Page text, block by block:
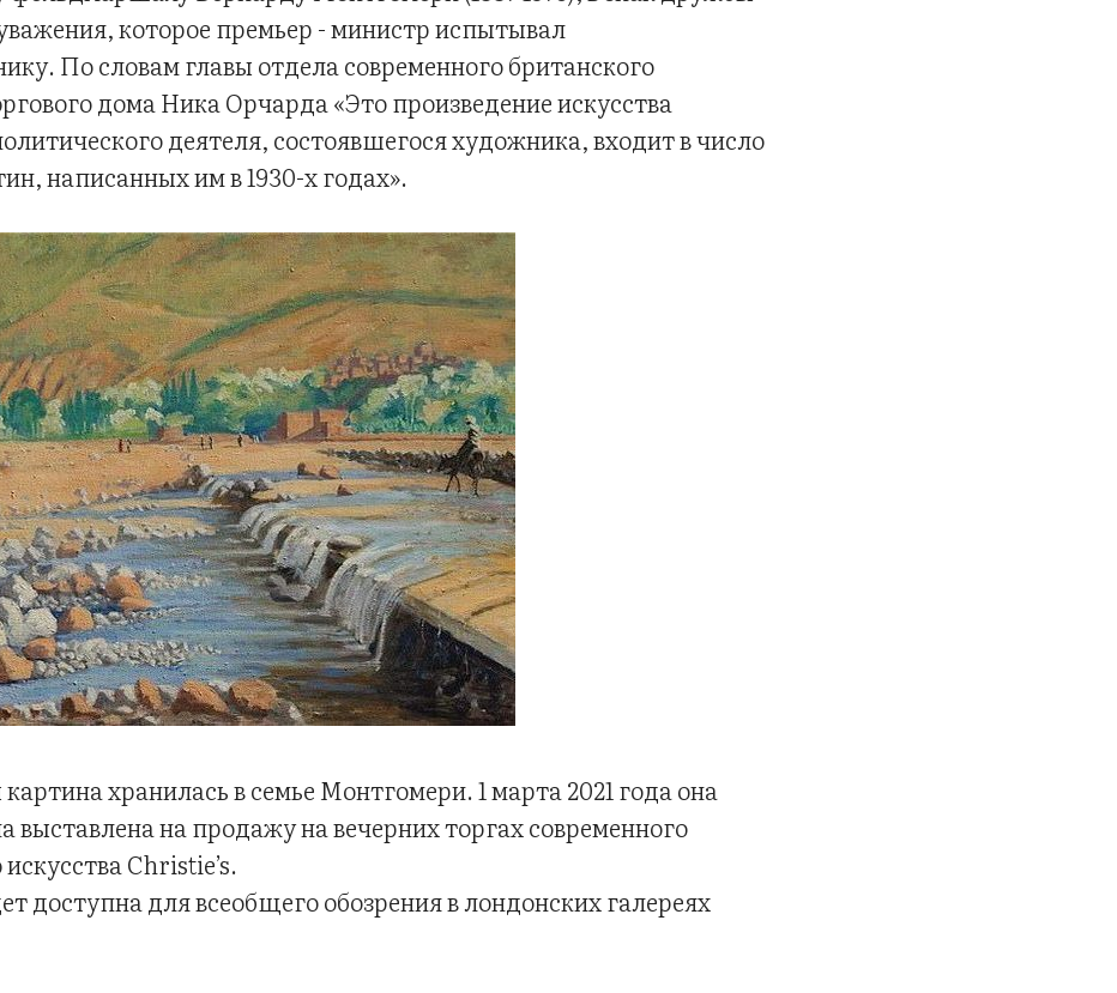
которое премьер - министр испытывал
По словам главы отдела современного британского
дома Ника Орчарда «Это произведение искусства
деятеля, состоявшегося художника, входит в число
написанных им в 1930-х годах».
хранилась в семье Монтгомери. 1 марта 2021 года она
выставлена на продажу на вечерних торгах современного
Christie’s.
доступна для всеобщего обозрения в лондонских галереях